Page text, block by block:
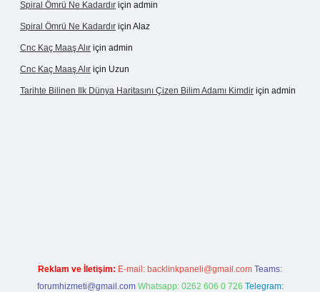
Spiral Ömrü Ne Kadardır için admin
Spiral Ömrü Ne Kadardır için Alaz
Cnc Kaç Maaş Alır için admin
Cnc Kaç Maaş Alır için Uzun
Tarihte Bilinen Ilk Dünya Haritasını Çizen Bilim Adamı Kimdir için admin
Reklam ve İletişim: E-mail: backlinkpaneli@gmail.com Teams:
forumhizmeti@gmail.com Whatsapp: 0262 606 0 726 Telegram: